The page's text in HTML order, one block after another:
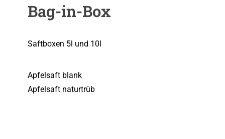
Bag-in-Box
Saftboxen 5l und 10l
Apfelsaft blank
Apfelsaft naturtrüb